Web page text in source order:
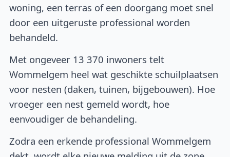
woning, een terras of een doorgang moet snel
door een uitgeruste professional worden
behandeld.
Met ongeveer 13 370 inwoners telt
Wommelgem heel wat geschikte schuilplaatsen
voor nesten (daken, tuinen, bijgebouwen). Hoe
vroeger een nest gemeld wordt, hoe
eenvoudiger de behandeling.
Zodra een erkende professional Wommelgem